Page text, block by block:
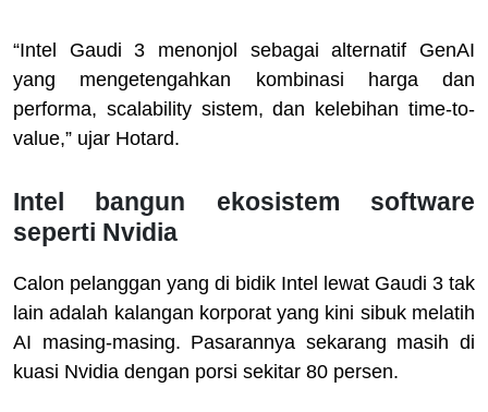
“Intel Gaudi 3 menonjol sebagai alternatif GenAI
yang mengetengahkan kombinasi harga dan
performa, scalability sistem, dan kelebihan time-to-
value,” ujar Hotard.
Intel bangun ekosistem software
seperti Nvidia
Calon pelanggan yang di bidik Intel lewat Gaudi 3 tak
lain adalah kalangan korporat yang kini sibuk melatih
AI masing-masing. Pasarannya sekarang masih di
kuasi Nvidia dengan porsi sekitar 80 persen.